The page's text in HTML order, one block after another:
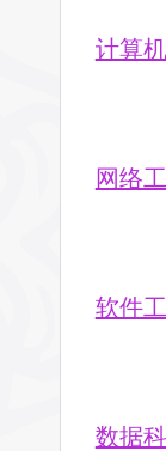
计算
网络
软件
数据